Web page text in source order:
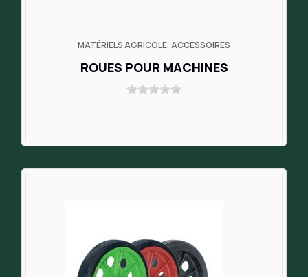
MATÉRIELS AGRICOLE, ACCESSOIRES
ROUES POUR MACHINES